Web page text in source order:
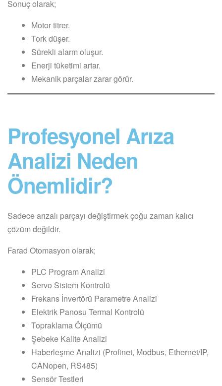
Sonuç olarak;
Motor titrer.
Tork düşer.
Sürekli alarm oluşur.
Enerji tüketimi artar.
Mekanik parçalar zarar görür.
Profesyonel Arıza
Analizi Neden
Önemlidir?
Sadece arızalı parçayı değiştirmek çoğu zaman kalıcı
çözüm değildir.
Farad Otomasyon olarak;
PLC Program Analizi
Servo Sistem Kontrolü
Frekans İnvertörü Parametre Analizi
Elektrik Panosu Termal Kontrolü
Topraklama Ölçümü
Şebeke Kalite Analizi
Haberleşme Analizi (Profinet, Modbus, Ethernet/IP,
CANopen, RS485)
Sensör Testleri